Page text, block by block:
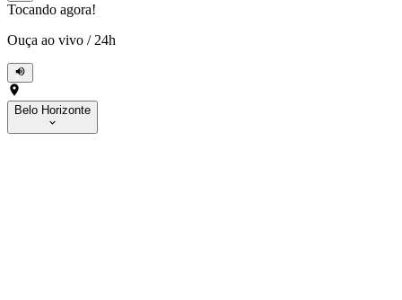
Tocando agora!
Ouça ao vivo / 24h
Belo Horizonte